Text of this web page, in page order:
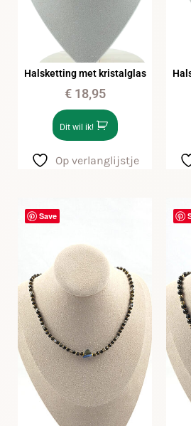
Halsketting met kristalglas
€18,95
Dit wil ik!
Op verlanglijstje
Save